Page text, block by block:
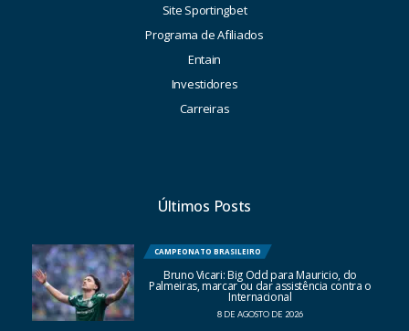
Site Sportingbet
Programa de Afiliados
Entain
Investidores
Carreiras
Últimos Posts
CAMPEONATO BRASILEIRO
Bruno Vicari: Big Odd para Mauricio, do
Palmeiras, marcar ou dar assistência contra o
Internacional
8 DE AGOSTO DE 2026